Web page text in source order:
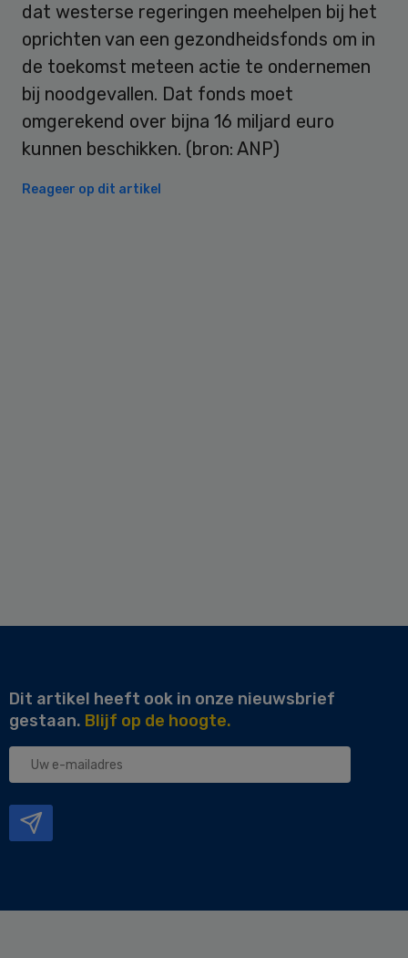
dat westerse regeringen meehelpen bij het
oprichten van een gezondheidsfonds om in
de toekomst meteen actie te ondernemen
bij noodgevallen. Dat fonds moet
omgerekend over bijna 16 miljard euro
kunnen beschikken. (bron: ANP)
Reageer op dit artikel
Dit artikel heeft ook in onze nieuwsbrief
gestaan. Blijf op de hoogte.
Uw